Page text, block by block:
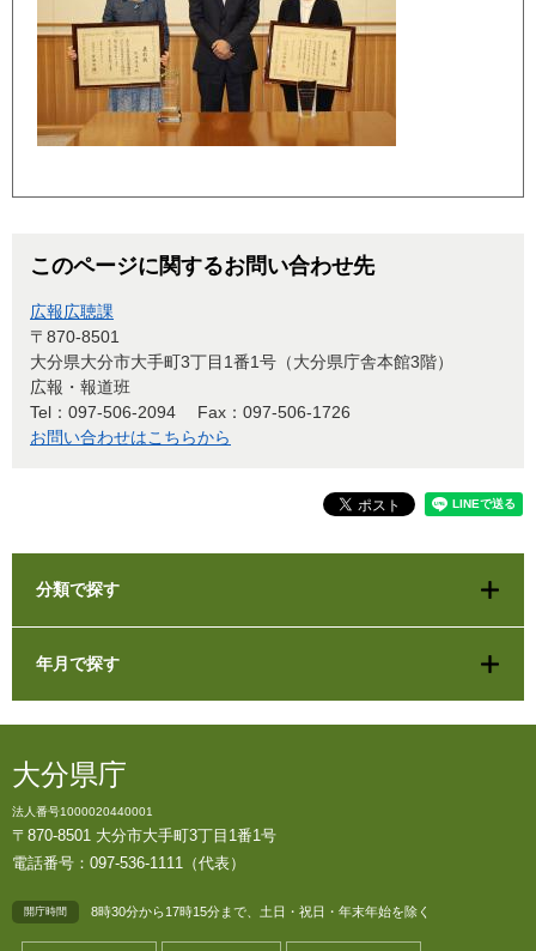
このページに関するお問い合わせ先
広報広聴課
〒870-8501
大分県大分市大手町3丁目1番1号（大分県庁舎本館3階）
広報・報道班
Tel：097-506-2094
Fax：097-506-1726
お問い合わせはこちらから
分類で探す
年月で探す
大分県庁
法人番号1000020440001
〒870-8501 大分市大手町3丁目1番1号
電話番号：097-536-1111（代表）
開庁時間 8時30分から17時15分まで、土日・祝日・年末年始を除く